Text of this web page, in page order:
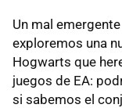
Un mal
exploremos una
Hogwarts que
juegos de EA:
si sabemos el